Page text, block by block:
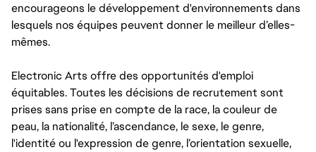
encourageons le développement d'environnements dans
lesquels nos équipes peuvent donner le meilleur d’elles-
mêmes.
Electronic Arts offre des opportunités d'emploi
équitables. Toutes les décisions de recrutement sont
prises sans prise en compte de la race, la couleur de
peau, la nationalité, l’ascendance, le sexe, le genre,
l'identité ou l'expression de genre, l’orientation sexuelle,